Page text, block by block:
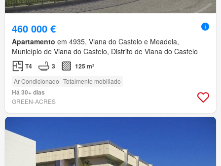
460 000 €
Apartamento em 4935, Viana do Castelo e Meadela,
Município de Viana do Castelo, Distrito de Viana do Castelo
T4 3 125 m²
Ar Condicionado Totalmente mobiliado
Há 30+ dias
GREEN-ACRES